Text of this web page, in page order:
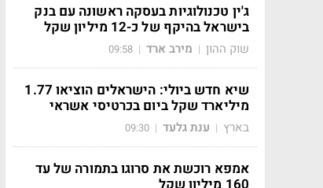
ג'ין טכנולוגיות בעסקה ראשונה עם בנק
בישראל בהיקף של כ-12 מיליון שקל
שוק ההון | מירב ארד |
09:58
שיא חדש ביולי: הישראלים הוציאו 1.77
מיליארד שקל ביום בכרטיסי אשראי
בארץ | ענת גלעד |
09:30
אמפא רוכשת את סרוגו בתמורה של עד